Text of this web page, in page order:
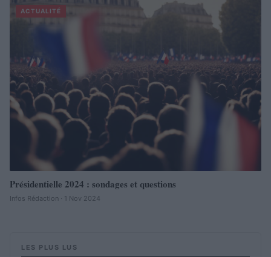
ACTUALITÉ
Présidentielle 2024 : sondages et questions
Infos Rédaction · 1 Nov 2024
LES PLUS LUS